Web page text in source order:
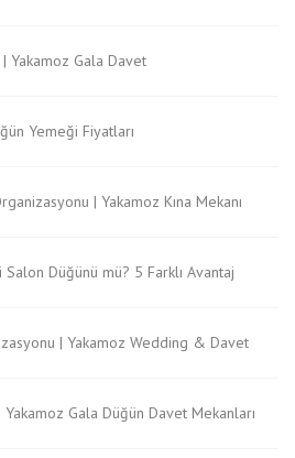
Yakamoz Gala Davet
Yemeği Fiyatları
| Yakamoz Kına Mekanı
Düğünü mü? 5 Farklı Avantaj
| Yakamoz Wedding & Davet
Gala Düğün Davet Mekanları